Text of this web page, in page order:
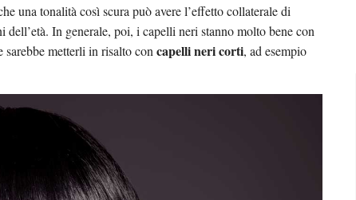
una tonalità così scura può avere l’effetto collaterale di
In generale, poi, i capelli neri stanno molto bene con
sarebbe metterli in risalto con capelli neri corti, ad esempio